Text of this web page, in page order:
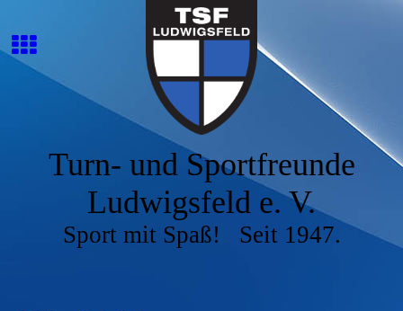
Turn- und Sportfreunde
Ludwigsfeld e. V.
Sport mit Spaß! Seit 1947.